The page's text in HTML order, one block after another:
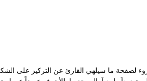
لصفحة ما سيلهي القارئ عن التركيز على